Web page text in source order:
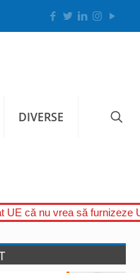
DIVERSE
UE că nu vrea să furnizeze